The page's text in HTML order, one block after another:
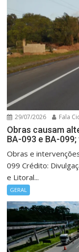
29/07/2026 Fala
Obras causam
BA-093 e BA-
Obras e
099 Crédito:
e Litoral...
GERAL